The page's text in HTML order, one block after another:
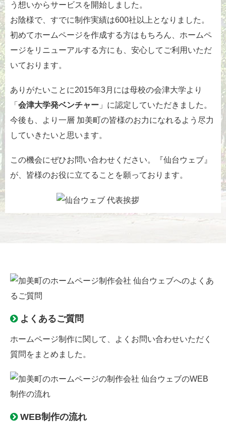
う想いからサービスを開始しました。
お陰様で、すでに制作実績は600社以上となりました。
初めてホームページを作成する方はもちろん、ホームペ
ージをリニューアルする方にも、安心してご利用いただ
いております。
ありがたいことに2015年3月には母校の会津大学より
「 会津大学発ベンチャー 」に認定していただきました。
今後も、より一層 加美町の皆様のお力になれるよう尽力
していきたいと思います。
この機会にぜひお問い合わせください。『仙台ウェブ』
が、皆様のお役に立てることを願っております。
よくあるご質問
ホームページ制作に関して、よくお問い合わせいただく
質問をまとめました。
WEB制作の流れ